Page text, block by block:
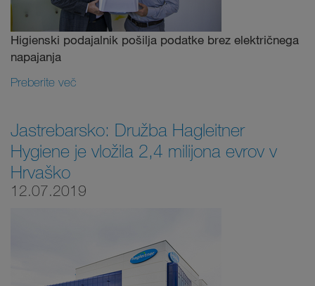
Higienski podajalnik pošilja podatke brez električnega
napajanja
Preberite več
Jastrebarsko: Družba Hagleitner
Hygiene je vložila 2,4 milijona evrov v
Hrvaško
12.07.2019